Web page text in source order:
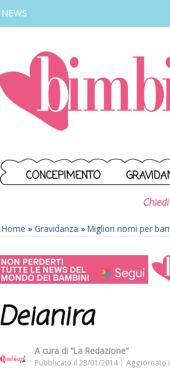
NEWS
CONCEPIMENTO
Home » Gravidanza » Migliori nomi per
Deianira
A cura di “La Redazione”
Pubblicato il 23/01/2014 Aggiornato